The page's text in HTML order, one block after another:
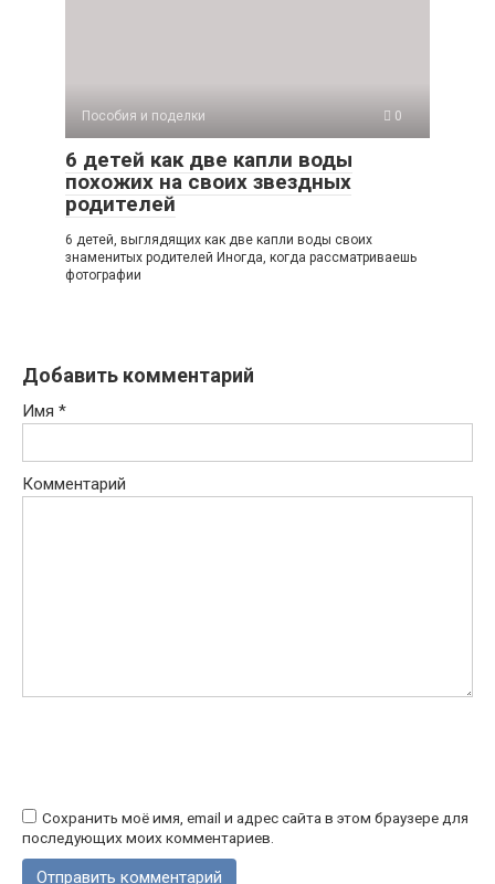
Пособия и поделки 0
6 детей как две капли воды
похожих на своих звездных
родителей
6 детей, выглядящих как две капли воды своих
знаменитых родителей Иногда, когда рассматриваешь
фотографии
Добавить комментарий
Имя *
Комментарий
Сохранить моё имя, email и адрес сайта в этом браузере для
последующих моих комментариев.